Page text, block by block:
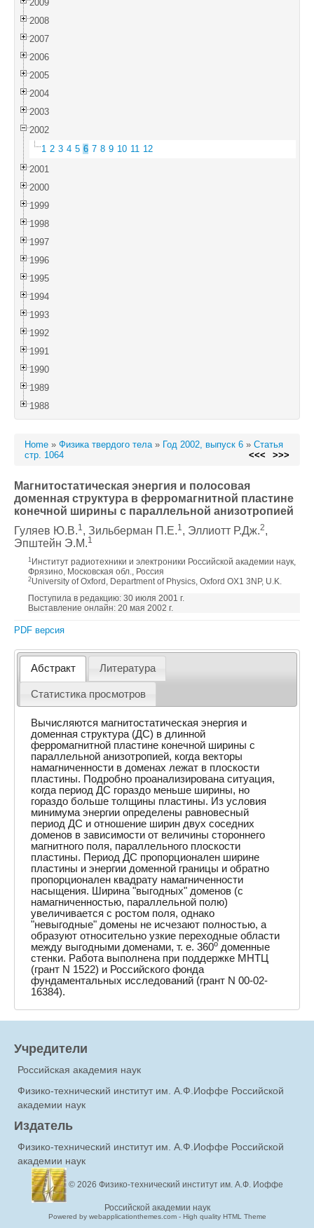
2009
2008
2007
2006
2005
2004
2003
2002
1 2 3 4 5 6 7 8 9 10 11 12
2001
2000
1999
1998
1997
1996
1995
1994
1993
1992
1991
1990
1989
1988
Home » Физика твердого тела» Год 2002, выпуск 6 » Статья
стр. 1064
<<< >>>
Магнитостатическая энергия и полосовая
доменная структура в ферромагнитной пластине
конечной ширины с параллельной анизотропией
Гуляев Ю.В.1, Зильберман П.Е.1, Эллиотт Р.Дж.2,
Эпштейн Э.М.1
1 Институт радиотехники и электроники Российской академии наук,
Фрязино, Московская обл., Россия
2University of Oxford, Department of Physics, Oxford OX1 3NP, U.K.
Поступила в редакцию: 30 июля 2001 г.
Выставление онлайн: 20 мая 2002 г.
PDF версия
Абстракт Литература
Статистика просмотров
Вычисляются магнитостатическая энергия и
доменная структура (ДС) в длинной
ферромагнитной пластине конечной ширины с
параллельной анизотропией, когда векторы
намагниченности в доменах лежат в плоскости
пластины. Подробно проанализирована ситуация,
когда период ДС гораздо меньше ширины, но
гораздо больше толщины пластины. Из условия
минимума энергии определены равновесный
период ДС и отношение ширин двух соседних
доменов в зависимости от величины стороннего
магнитного поля, параллельного плоскости
пластины. Период ДС пропорционален ширине
пластины и энергии доменной границы и обратно
пропорционален квадрату намагниченности
насыщения. Ширина "выгодных" доменов (с
намагниченностью, параллельной полю)
увеличивается с ростом поля, однако
"невыгодные" домены не исчезают полностью, а
образуют относительно узкие переходные области
между выгодными доменами, т. е. 360o доменные
стенки. Работа выполнена при поддержке МНТЦ
(грант N 1522) и Российского фонда
фундаментальных исследований (грант N 00-02-
16384).
Учредители
Российская академия наук
Физико-технический институт им. А.Ф.Иоффе Российской
академии наук
Издатель
Физико-технический институт им. А.Ф.Иоффе Российской
академии наук
© 2026 Физико-технический институт им. А.Ф. Иоффе
Российской академии наук
Powered by webapplicationthemes.com - High quality HTML Theme